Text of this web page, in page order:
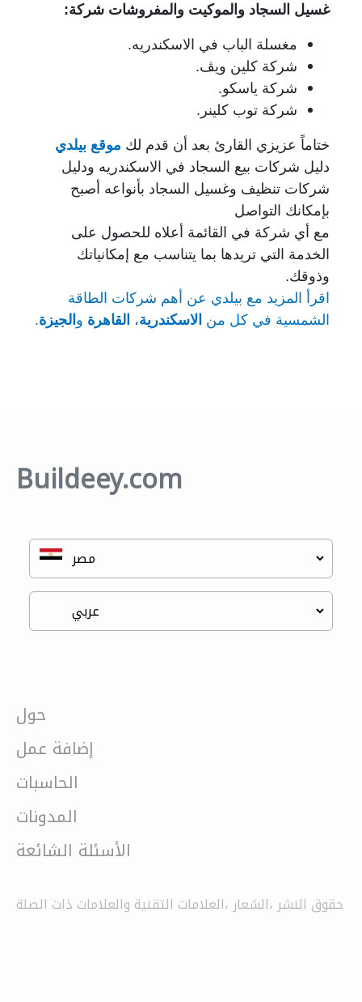
غسيل السجاد والموكيت والمفروشات شركة:
مغسلة الباب في الاسكندريه.
شركة كلين ويڤ.
شركة ياسكو.
شركة توب كلينر.
ختاماً عزيزي القارئ بعد أن قدم لك موقع بيلدي
دليل شركات بيع السجاد في الاسكندريه ودليل
شركات تنظيف وغسيل السجاد بأنواعه أصبح
بإمكانك التواصل
مع أي شركة في القائمة أعلاه للحصول على
الخدمة التي تريدها بما يتناسب مع إمكانياتك
وذوقك.
اقرأ المزيد مع بيلدي عن أهم شركات الطاقة
الشمسية في كل من الاسكندرية، القاهرة و الجيزة.
Buildeey.com
حول
إضافة عمل
الحاسبات
المدونات
الأسئلة الشائعة
حقوق النشر ،الشعار ،العلامات التقنية والعلامات ذات الصلة